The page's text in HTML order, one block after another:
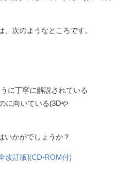
次のようなところです。
に丁寧に解説されている
に向いている(3Dや
いかがでしょうか？
改訂版](CD-ROM付)